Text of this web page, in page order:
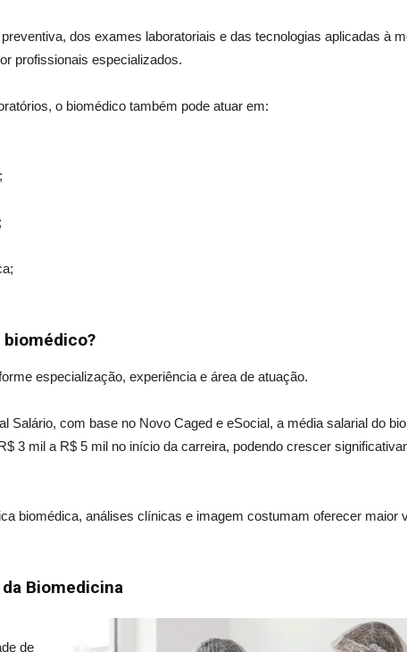
dos exames laboratoriais e das tecnologias aplicadas à
profissionais especializados.
o biomédico também pode atuar em:
biomédico?
especialização, experiência e área de atuação.
Salário, com base no Novo Caged e eSocial, a média salarial do
3 mil a R$ 5 mil no início da carreira, podendo crescer
biomédica, análises clínicas e imagem costumam oferecer maior
Biomedicina
de